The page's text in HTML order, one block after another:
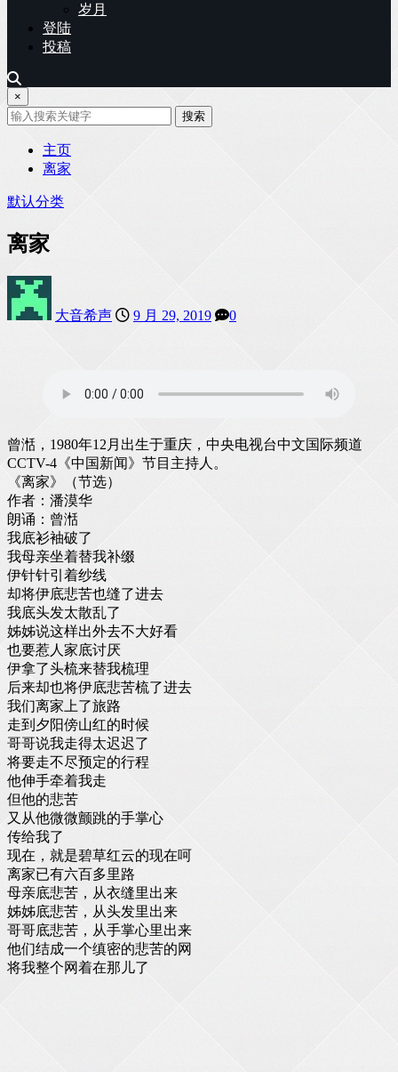
岁月
登陆
投稿
×
搜索
主页
离家
默认分类
离家
大音希声 9 月 29, 2019 0
曾湉，1980年12月出生于重庆，中央电视台中文国际频道
CCTV-4《中国新闻》节目主持人。
《离家》（节选）
作者：潘漠华
朗诵：曾湉
我底衫袖破了
我母亲坐着替我补缀
伊针针引着纱线
却将伊底悲苦也缝了进去
我底头发太散乱了
姊姊说这样出外去不大好看
也要惹人家底讨厌
伊拿了头梳来替我梳理
后来却也将伊底悲苦梳了进去
我们离家上了旅路
走到夕阳傍山红的时候
哥哥说我走得太迟迟了
将要走不尽预定的行程
他伸手牵着我走
但他的悲苦
又从他微微颤跳的手掌心
传给我了
现在，就是碧草红云的现在呵
离家已有六百多里路
母亲底悲苦，从衣缝里出来
姊姊底悲苦，从头发里出来
哥哥底悲苦，从手掌心里出来
他们结成一个缜密的悲苦的网
将我整个网着在那儿了